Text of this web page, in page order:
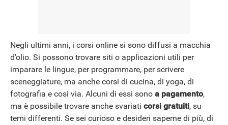
Negli ultimi anni, i corsi online si sono diffusi a macchia
d’olio. Si possono trovare siti o applicazioni utili per
imparare le lingue, per programmare, per scrivere
sceneggiature, ma anche corsi di cucina, di yoga, di
fotografia e così via. Alcuni di essi sono a pagamento,
ma è possibile trovare anche svariati corsi gratuiti, su
temi differenti. Se sei curioso e desideri saperne di più, di